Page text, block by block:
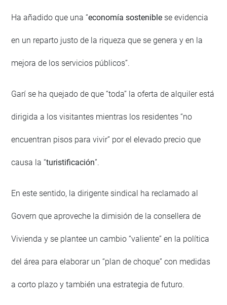
Ha añadido que una “economía sostenible se evidencia
en un reparto justo de la riqueza que se genera y en la
mejora de los servicios públicos”.
Garí se ha quejado de que “toda” la oferta de alquiler está
dirigida a los visitantes mientras los residentes “no
encuentran pisos para vivir” por el elevado precio que
causa la “turistificación”.
En este sentido, la dirigente sindical ha reclamado al
Govern que aproveche la dimisión de la consellera de
Vivienda y se plantee un cambio “valiente” en la política
del área para elaborar un “plan de choque” con medidas
a corto plazo y también una estrategia de futuro.